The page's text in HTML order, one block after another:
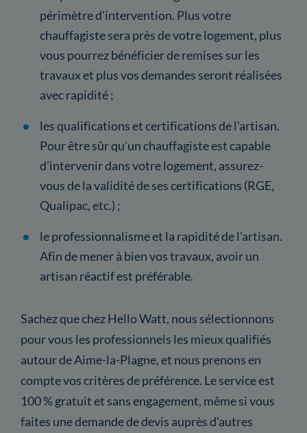
périmètre d'intervention. Plus votre
chauffagiste sera près de votre logement, plus
vous pourrez bénéficier de remises sur les
travaux et plus vos demandes seront réalisées
avec rapidité ;
les qualifications et certifications de l'artisan.
Pour être sûr qu'un chauffagiste est capable
d'intervenir dans votre logement, assurez-
vous de la validité de ses certifications (RGE,
Qualipac, etc.) ;
le professionnalisme et la rapidité de l'artisan.
Afin de mener à bien vos travaux, avoir un
artisan réactif est préférable.
Sachez que chez Hello Watt, nous sélectionnons
pour vous les professionnels les mieux qualifiés
autour de Aime-la-Plagne, et nous prenons en
compte vos critères de préférence. Le service est
100 % gratuit et sans engagement, même si vous
faites une demande de devis auprès d'autres